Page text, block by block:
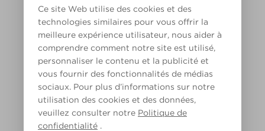
Ce site Web utilise des cookies et des
technologies similaires pour vous offrir la
meilleure expérience utilisateur, nous aider à
comprendre comment notre site est utilisé,
personnaliser le contenu et la publicité et
vous fournir des fonctionnalités de médias
sociaux. Pour plus d’informations sur notre
utilisation des cookies et des données,
veuillez consulter notre Politique de
confidentialité .
Lumière chaude